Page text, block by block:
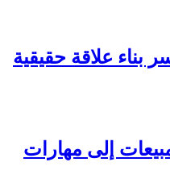
بناء علاقة حقيقية
إلى مهارات